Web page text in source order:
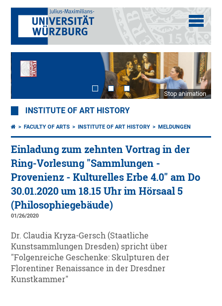
Stop animation
INSTITUTE OF ART HISTORY
FACULTY OF ARTS INSTITUTE OF ART HISTORY MELDUNGEN
Einladung zum zehnten Vortrag in der
Ring-Vorlesung "Sammlungen -
Provenienz - Kulturelles Erbe 4.0" am Do
30.01.2020 um 18.15 Uhr im Hörsaal 5
(Philosophiegebäude)
01/26/2020
Dr. Claudia Kryza-Gersch (Staatliche
Kunstsammlungen Dresden) spricht über
"Folgenreiche Geschenke: Skulpturen der
Florentiner Renaissance in der Dresdner
Kunstkammer"